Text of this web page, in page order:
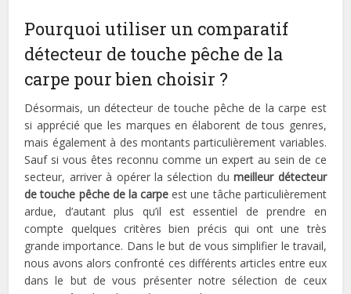
Pourquoi utiliser un comparatif
détecteur de touche pêche de la
carpe pour bien choisir ?
Désormais, un détecteur de touche pêche de la carpe est
si apprécié que les marques en élaborent de tous genres,
mais également à des montants particulièrement variables.
Sauf si vous êtes reconnu comme un expert au sein de ce
secteur, arriver à opérer la sélection dumeilleur détecteur
de touche pêche de la carpe est une tâche particulièrement
ardue, d’autant plus qu’il est essentiel de prendre en
compte quelques critères bien précis qui ont une très
grande importance. Dans le but de vous simplifier le travail,
nous avons alors confronté ces différents articles entre eux
dans le but de vous présenter notre sélection de ceux